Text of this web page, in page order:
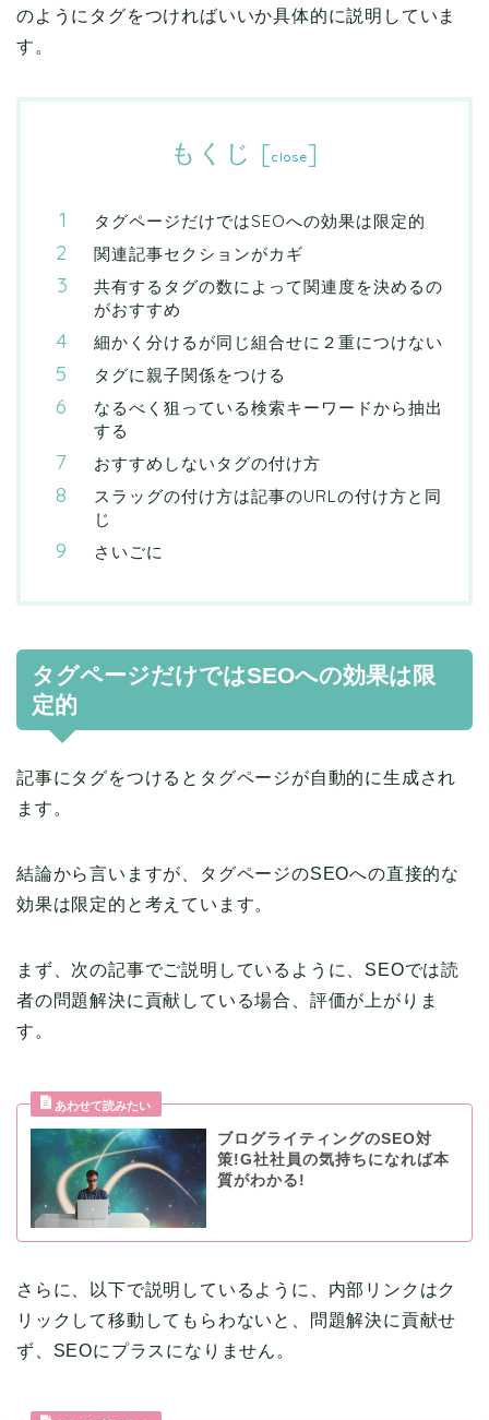
のようにタグをつければいいか具体的に説明していま
す。
もくじ [close]
タグページだけではSEOへの効果は限定的
関連記事セクションがカギ
共有するタグの数によって関連度を決めるの
がおすすめ
細かく分けるが同じ組合せに２重につけない
タグに親子関係をつける
なるべく狙っている検索キーワードから抽出
する
おすすめしないタグの付け方
スラッグの付け方は記事のURLの付け方と同
じ
さいごに
タグページだけではSEOへの効果は限
定的
記事にタグをつけるとタグページが自動的に生成され
ます。
結論から言いますが、タグページのSEOへの直接的な
効果は限定的と考えています。
まず、次の記事でご説明しているように、SEOでは読
者の問題解決に貢献している場合、評価が上がりま
す。
ブログライティングのSEO対
策!G社社員の気持ちになれば本
質がわかる!
さらに、以下で説明しているように、内部リンクはク
リックして移動してもらわないと、問題解決に貢献せ
ず、SEOにプラスになりません。